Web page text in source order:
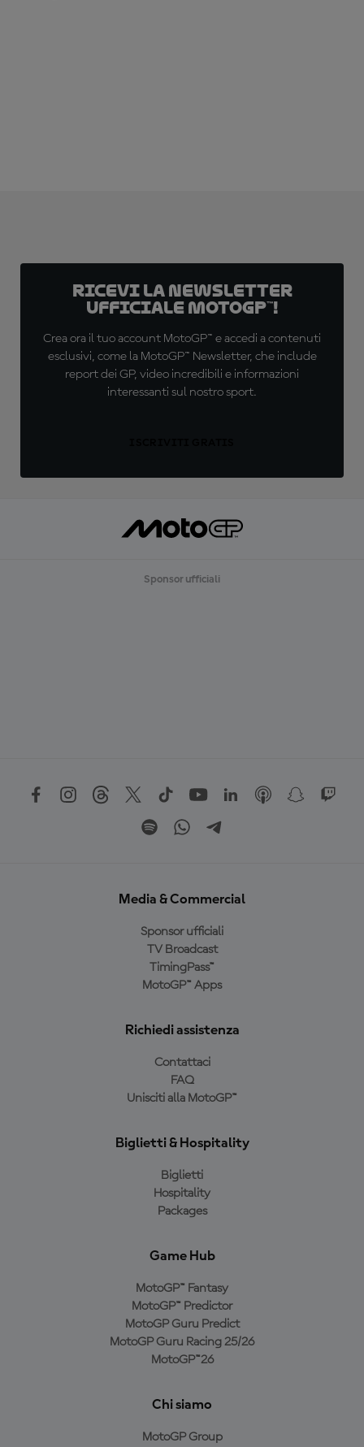
Ricevi la newsletter
ufficiale MotoGP™!
Crea ora il tuo account MotoGP™ e accedi a contenuti
esclusivi, come la MotoGP™ Newsletter, che include
report dei GP, video incredibili e informazioni
interessanti sul nostro sport.
Sponsor ufficiali
Media & Commercial
Sponsor ufficiali
TV Broadcast
TimingPass™
MotoGP™ Apps
Richiedi assistenza
Contattaci
FAQ
Unisciti alla MotoGP™
Biglietti & Hospitality
Biglietti
Hospitality
Packages
Game Hub
MotoGP™ Fantasy
MotoGP™ Predictor
MotoGP Guru Predict
MotoGP Guru Racing 25/26
MotoGP™26
Chi siamo
MotoGP Group